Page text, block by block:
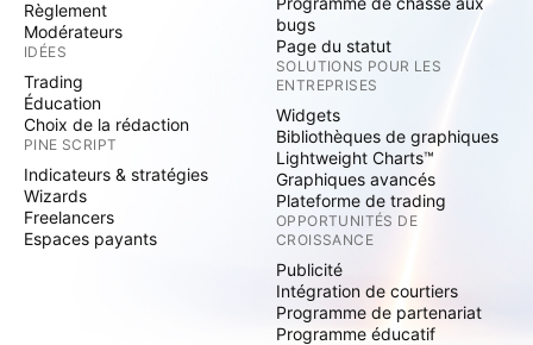
Règlement
Modérateurs
IDÉES
Trading
Éducation
Choix de la rédaction
PINE SCRIPT
Indicateurs & stratégies
Wizards
Freelancers
Espaces payants
bugs
Page du statut
SOLUTIONS POUR LES
ENTREPRISES
Widgets
Bibliothèques de graphiques
Lightweight Charts™
Graphiques avancés
Plateforme de trading
OPPORTUNITÉS DE
CROISSANCE
Publicité
Intégration de courtiers
Programme de partenariat
Programme éducatif